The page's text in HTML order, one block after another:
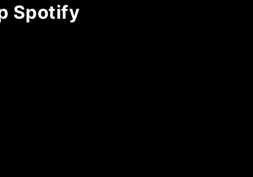
Spotify